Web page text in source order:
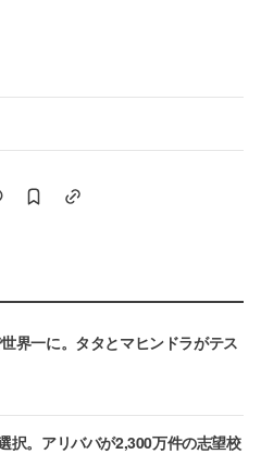
界一に。タタとマヒンドラがテス
択。アリババが2,300万件の志望校